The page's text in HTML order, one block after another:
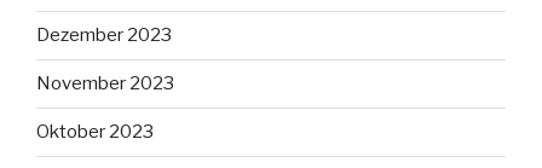
Dezember 2023
November 2023
Oktober 2023